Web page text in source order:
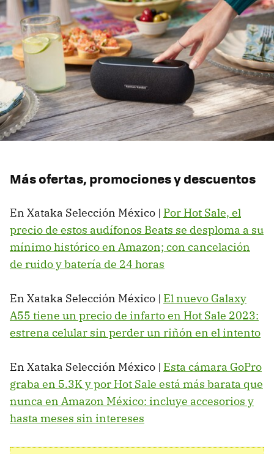
Más ofertas, promociones y descuentos
En Xataka Selección México | Por Hot Sale, el
precio de estos audífonos Beats se desploma a su
mínimo histórico en Amazon; con cancelación
de ruido y batería de 24 horas
En Xataka Selección México | El nuevo Galaxy
A55 tiene un precio de infarto en Hot Sale 2023:
estrena celular sin perder un riñón en el intento
En Xataka Selección México | Esta cámara GoPro
graba en 5.3K y por Hot Sale está más barata que
nunca en Amazon México: incluye accesorios y
hasta meses sin intereses